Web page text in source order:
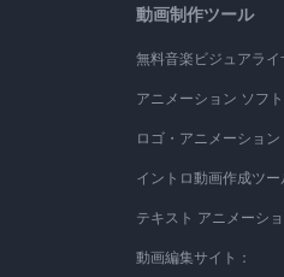
動画制作ツール
無料音楽ビジュアライ
アニメーション ソフト
ロゴ・アニメーション
イントロ動画作成ツー
テキスト アニメーシ
動画編集サイト：